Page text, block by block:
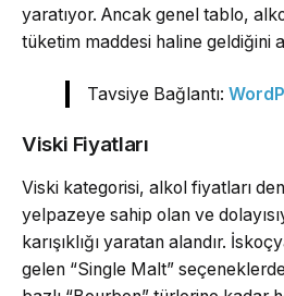
yaratıyor. Ancak genel tablo,
tüketim maddesi haline geldiğini
Tavsiye Bağlantı:
Viski Fiyatları
Viski kategorisi, alkol fiyatları
yelpazeye sahip olan ve
karışıklığı yaratan alandır.
gelen “Single Malt”